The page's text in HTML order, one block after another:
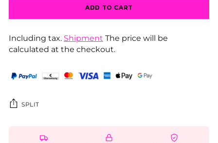
ADD TO CART
Including tax. Shipment The price will be
calculated at the checkout.
SPLIT